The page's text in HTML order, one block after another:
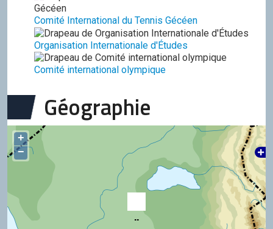
Comité International du Tennis Gécéen
Organisation Internationale d'Études
Comité international olympique
Géographie
..
..
+
−